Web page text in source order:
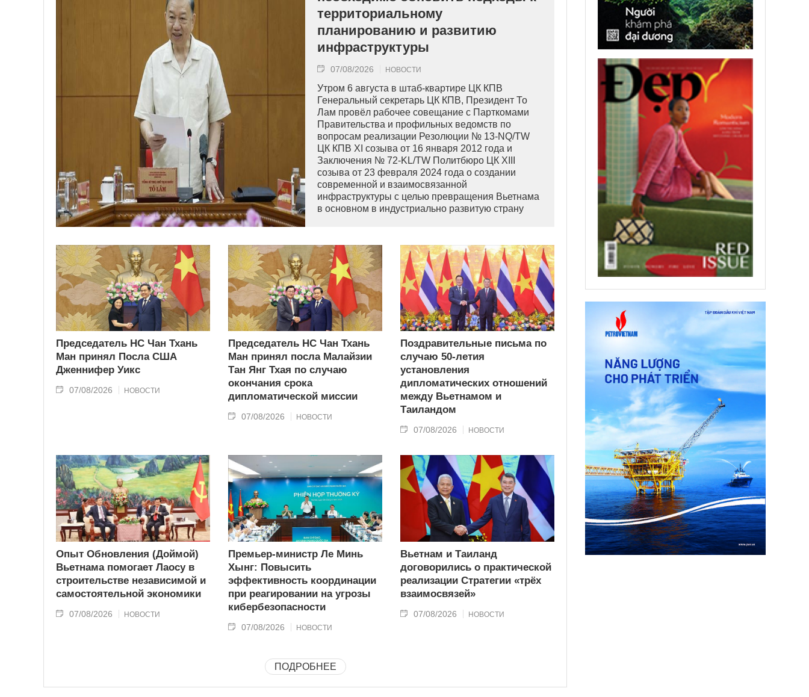
территориальному
планированию и развитию
инфраструктуры
07/08/2026 НОВОСТИ
Утром 6 августа в штаб-квартире ЦК КПВ
Генеральный секретарь ЦК КПВ, Президент То
Лам провёл рабочее совещание с Парткомами
Правительства и профильных ведомств по
вопросам реализации Резолюции № 13-NQ/TW
ЦК КПВ XI созыва от 16 января 2012 года и
Заключения № 72-KL/TW Политбюро ЦК XIII
созыва от 23 февраля 2024 года о создании
современной и взаимосвязанной
инфраструктуры с целью превращения Вьетнама
в основном в индустриально развитую страну
Председатель НС Чан Тхань
Ман принял Посла США
Дженнифер Уикс
07/08/2026 НОВОСТИ
Председатель НС Чан Тхань
Ман принял посла Малайзии
Тан Янг Тхая по случаю
окончания срока
дипломатической миссии
07/08/2026 НОВОСТИ
Поздравительные письма по
случаю 50-летия
установления
дипломатических отношений
между Вьетнамом и
Таиландом
07/08/2026 НОВОСТИ
Опыт Обновления (Доймой)
Вьетнама помогает Лаосу в
строительстве независимой и
самостоятельной экономики
07/08/2026 НОВОСТИ
Премьер-министр Ле Минь
Хынг: Повысить
эффективность координации
при реагировании на угрозы
кибербезопасности
07/08/2026 НОВОСТИ
Вьетнам и Таиланд
договорились о практической
реализации Стратегии «трёх
взаимосвязей»
07/08/2026 НОВОСТИ
ПОДРОБНЕЕ